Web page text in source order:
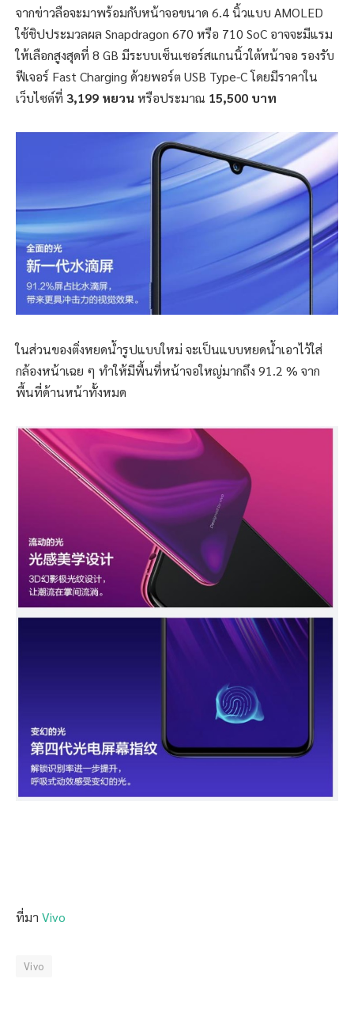
จากข่าวลือจะมาพร้อมกับหน้าจอขนาด 6.4 นิ้วแบบ AMOLED
ใช้ชิปประมวลผล Snapdragon 670 หรือ 710 SoC อาจจะมีแรม
ให้เลือกสูงสุดที่ 8 GB มีระบบเซ็นเซอร์สแกนนิ้วใต้หน้าจอ รองรับ
ฟีเจอร์ Fast Charging ด้วยพอร์ต USB Type-C โดยมีราคาใน
เว็บไซต์ที่ 3,199 หยวนหรือประมาณ 15,500 บาท
ในส่วนของติ่งหยดน้ำรูปแบบใหม่ จะเป็นแบบหยดน้ำเอาไว้ใส่
กล้องหน้าเฉย ๆ ทำให้มีพื้นที่หน้าจอใหญ่มากถึง 91.2 % จาก
พื้นที่ด้านหน้าทั้งหมด
ที่มา Vivo
Vivo